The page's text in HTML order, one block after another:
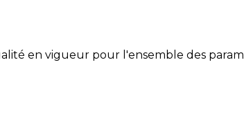
en vigueur pour l'ensemble des